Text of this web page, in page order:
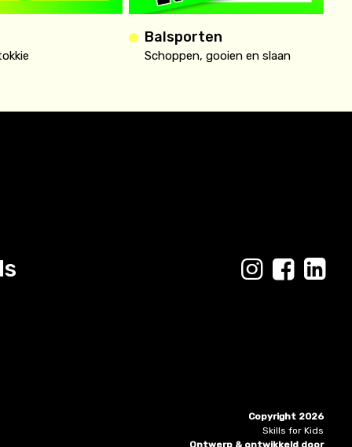
Balsporten
Schoppen, gooien en slaan
Copyright 2026
Skills for Kids
Ontwerp & ontwikkeld door